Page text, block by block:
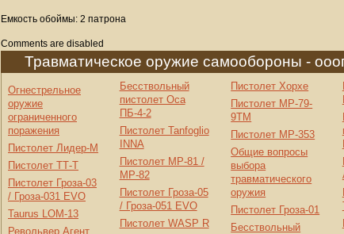
Емкость обоймы: 2 патрона
Comments are disabled
Травматическое оружие самообороны -
Огнестрельное
оружие
ограниченного
поражения
Пистолет Лидер-М
Пистолет ТТ-Т
Пистолет Гроза-03
/ Гроза-031 EVO
Taurus LOM-13
Револьвер Агент
Бесствольный
пистолет Оса
ПБ-4-2
Пистолет Tanfoglio
INNA
Пистолет МР-81 /
МР-82
Пистолет Гроза-05
/ Гроза-051 EVO
Пистолет WASP R
Пистолет Хорхе
Пистолет МР-79-
9ТМ
Пистолет МР-353
Общие вопросы
выбора
травматического
оружия
Пистолет Гроза-01
Бесствольный